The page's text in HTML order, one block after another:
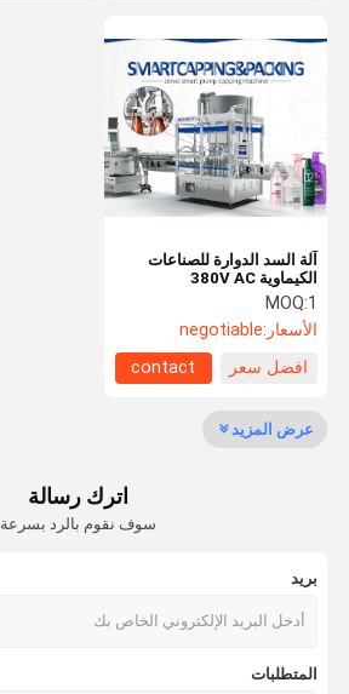
بيت منتجات
آلة السد الدوارة للصناعات
الكيماوية 380V AC
MOQ:1
الأسعار:negotiable
افضل سعر
contact
عرض المزيد
اترك رسالة
سوف نقوم بالرد بسرعة
بريد
المتطلبات